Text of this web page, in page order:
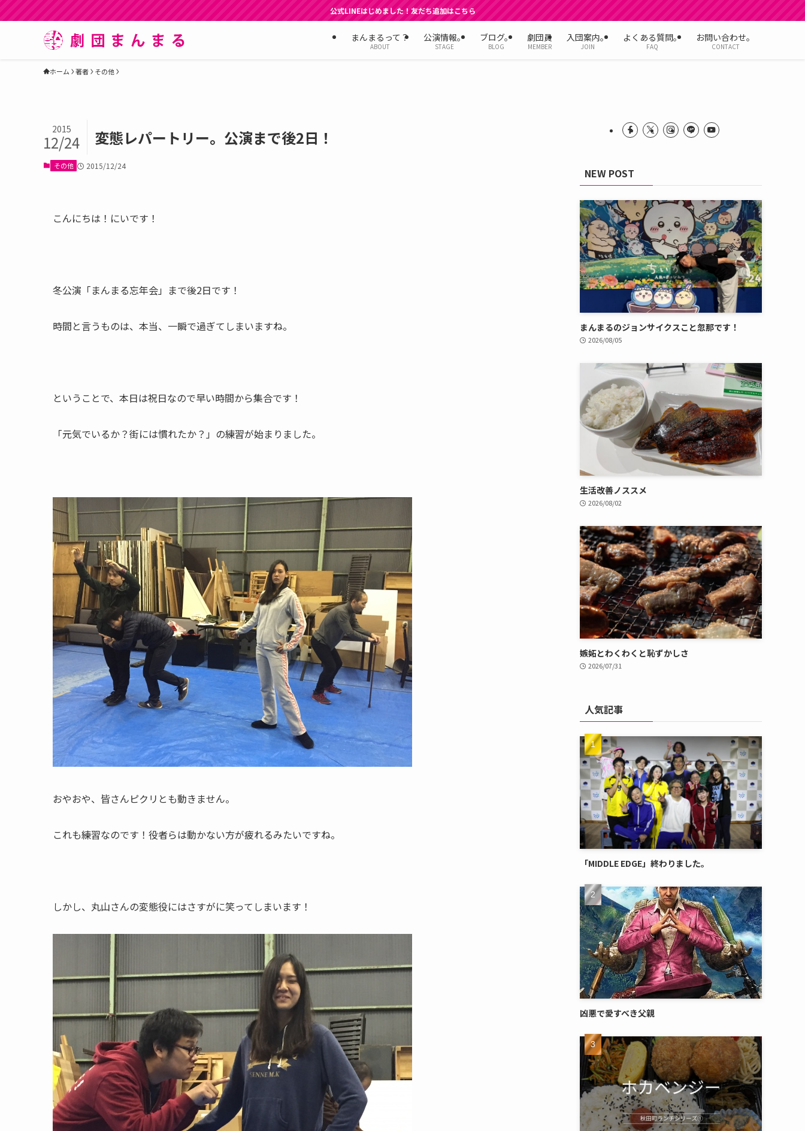
公式LINEはじめました！友だち追加はこちら
まんまるって？
ABOUT
公演情報。
STAGE
ブログ。
BLOG
劇団員
MEMBER
入団案内。
JOIN
よくある質問。
FAQ
お問い合わせ。
CONTACT
ホーム 著者 その他
変態レパートリー。公演まで後2日！
2015
12/24
その他 2015/12/24
こんにちは！にいです！
冬公演「まんまる忘年会」まで後2日です！
時間と言うものは、本当、一瞬で過ぎてしまいますね。
ということで、本日は祝日なので早い時間から集合です！
「元気でいるか？街には慣れたか？」の練習が始まりました。
おやおや、皆さんピクリとも動きません。
これも練習なのです！役者らは動かない方が疲れるみたいですね。
しかし、丸山さんの変態役にはさすがに笑ってしまいます！
NEW POST
まんまるのジョンサイクスこと忽那です！
2026/08/05
生活改善ノススメ
2026/08/02
嫉妬とわくわくと恥ずかしさ
2026/07/31
人気記事
「MIDDLE EDGE」終わりました。
凶悪で愛すべき父親